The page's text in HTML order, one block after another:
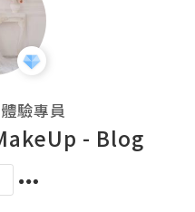
體驗專員
- Blog